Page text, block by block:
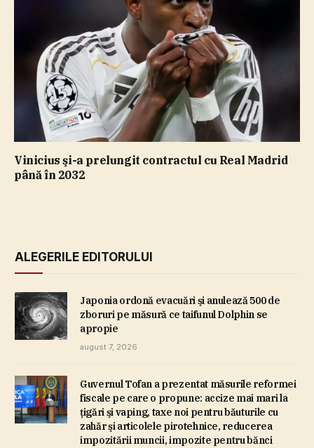
Vinicius şi-a prelungit contractul cu Real Madrid
până în 2032
ALEGERILE EDITORULUI
Japonia ordonă evacuări şi anulează 500 de
zboruri pe măsură ce taifunul Dolphin se
apropie
august 7, 2026
Guvernul Tofan a prezentat măsurile reformei
fiscale pe care o propune: accize mai mari la
ţigări şi vaping, taxe noi pentru băuturile cu
zahăr şi articolele pirotehnice, reducerea
impozitării muncii, impozite pentru bănci